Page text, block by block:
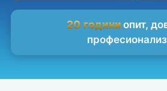
20 години опит,